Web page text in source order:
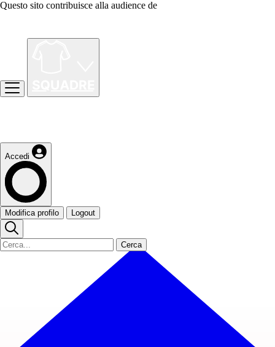
Questo sito contribuisce alla audience de
Accedi
Modifica profilo Logout
Cerca